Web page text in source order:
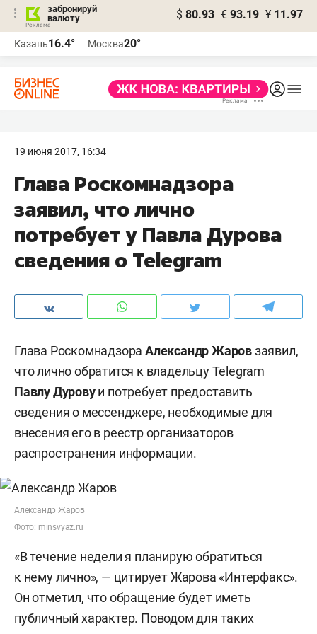
забронируй
валюту
$ 80.93 € 93.19 ¥ 11.97
Казань16.4° Москва20°
19 июня 2017, 16:34
Глава Роскомнадзора
заявил, что лично
потребует у Павла Дурова
сведения о Telegram
Глава Роскомнадзора Александр Жаровзаявил,
что лично обратится к владельцу Telegram
Павлу Дуровуи потребует предоставить
сведения о мессенджере, необходимые для
внесения его в реестр организаторов
распространения информации.
Александр Жаров
Фото: minsvyaz.ru
«В течение недели я планирую обратиться
к нему лично», — цитирует Жарова «Интерфакс».
Он отметил, что обращение будет иметь
публичный характер. Поводом для таких